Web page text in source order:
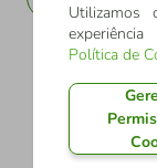
Utilizamos
Política de